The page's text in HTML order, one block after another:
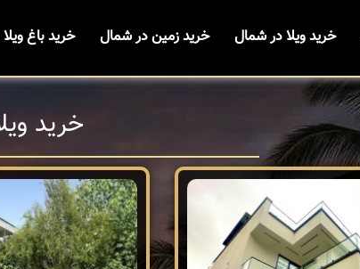
خرید ویلا در شمال خرید زمین در شمال خرید باغ
خرید